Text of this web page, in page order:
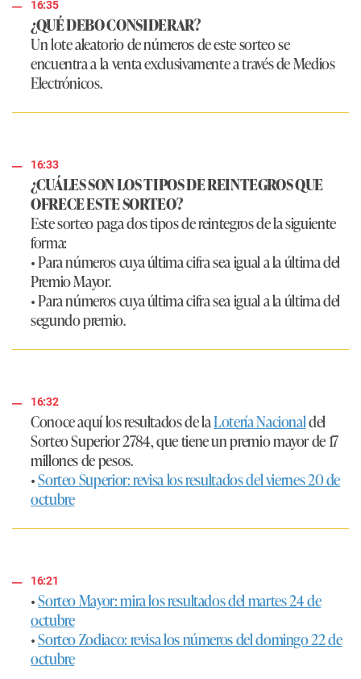
16:35
¿QUÉ DEBO CONSIDERAR?
Un lote aleatorio de números de este sorteo se
encuentra a la venta exclusivamente a través de Medios
Electrónicos.
16:33
¿CUÁLES SON LOS TIPOS DE REINTEGROS QUE
OFRECE ESTE SORTEO?
Este sorteo paga dos tipos de reintegros de la siguiente
forma:
• Para números cuya última cifra sea igual a la última del
Premio Mayor.
• Para números cuya última cifra sea igual a la última del
segundo premio.
16:32
Conoce aquí los resultados de laLotería Nacionaldel
Sorteo Superior 2784, que tiene un premio mayor de 17
millones de pesos.
•Sorteo Superior: revisa los resultados del viernes 20 de
octubre
16:21
•Sorteo Mayor: mira los resultados del martes 24 de
octubre
•Sorteo Zodiaco: revisa los números del domingo 22 de
octubre